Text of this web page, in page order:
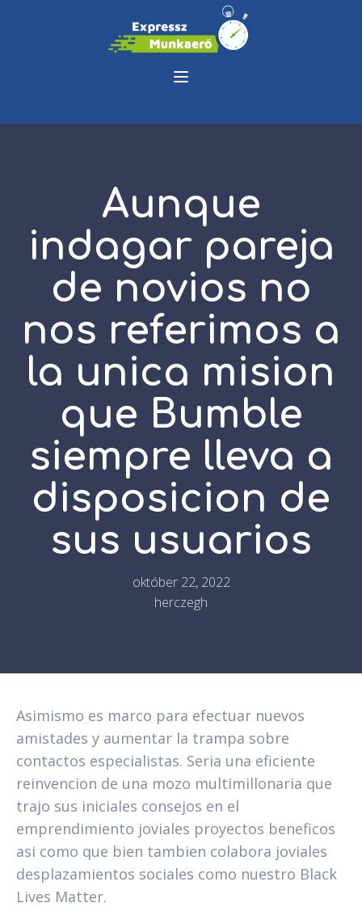
Aunque
indagar pareja
de novios no
nos referimos a
la unica mision
que Bumble
siempre lleva a
disposicion de
sus usuarios
október 22, 2022
herczegh
Asimismo es marco para efectuar nuevos
amistades y aumentar la trampa sobre
contactos especialistas. Seri­a una eficiente
reinvencion de una mozo multimillonaria que
trajo sus iniciales consejos en el
emprendimiento joviales proyectos beneficos
asi­ como que bien tambien colabora joviales
desplazamientos sociales como nuestro Black
Lives Matter.